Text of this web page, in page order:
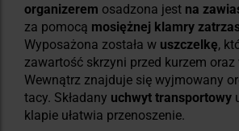
organizerem osadzona jest na
za pomocą mosiężnej klamry
Wyposażona została w uszczelkę,
zawartość skrzyni przed kurzem
Wewnątrz znajduje się wyjmowany
tacy. Składany uchwyt transportowy
klapie ułatwia przenoszenie.